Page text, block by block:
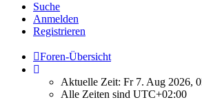
Suche
Anmelden
Registrieren
Foren-Übersicht
Aktuelle Zeit: Fr 7. Aug 2026,
Alle Zeiten sind UTC+02:00